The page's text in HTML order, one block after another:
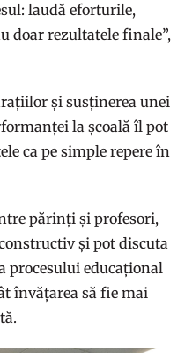
laudă eforturile,
doar rezultatele finale”,
și susținerea unei
la școală îl pot
ca pe simple repere în
părinți și profesori,
și pot discuta
procesului educațional
învățarea să fie mai